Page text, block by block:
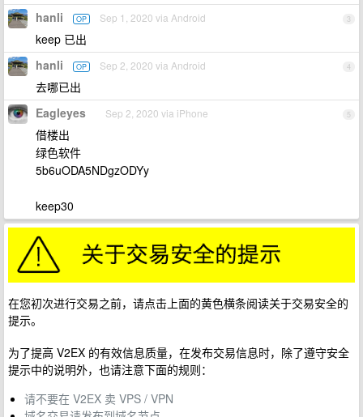
3
hanli OP Sep 1, 2020 via Android
keep 已出
4
hanli OP Sep 2, 2020 via Android
去哪已出
5
Eagleyes Sep 2, 2020 via iPhone
借楼出
绿色软件
5b6uODA5NDgzODYy
keep30
在您初次进行交易之前，请点击上面的黄色横条阅读关于交易安全的
提示。
为了提高 V2EX 的有效信息质量，在发布交易信息时，除了遵守安全
提示中的说明外，也请注意下面的规则：
请不要在 V2EX 卖 VPS / VPN